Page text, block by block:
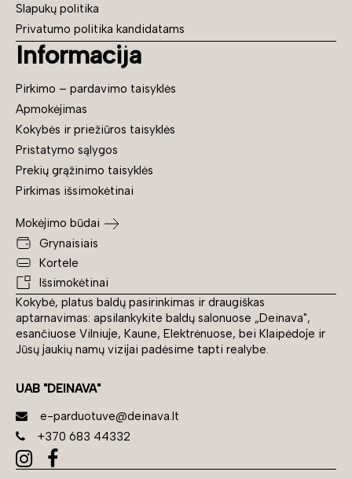
Kokybė, platus baldų pasirinkimas ir draugiškas
aptarnavimas: apsilankykite baldų salonuose „Deinava",
esančiuose Vilniuje, Kaune, Elektrėnuose, bei Klaipėdoje ir
Jūsų jaukių namų vizijai padėsime tapti realybe.
UAB "DEINAVA"
e-parduotuve@deinava.lt
+370 683 44332
Slapukų politika
Privatumo politika kandidatams
Informacija
Pirkimo – pardavimo taisyklės
Apmokėjimas
Kokybės ir priežiūros taisyklės
Pristatymo sąlygos
Prekių grąžinimo taisyklės
Pirkimas išsimokėtinai
Mokėjimo būdai
Grynaisiais
Kortele
Išsimokėtinai